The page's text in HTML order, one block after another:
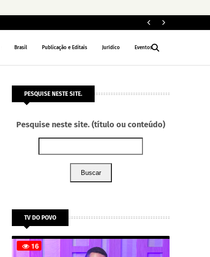
Brasil Publicação e Editais Jurídico Eventos
PESQUISE NESTE SITE.
Pesquise neste site. (título ou conteúdo)
Buscar
TV DO POVO